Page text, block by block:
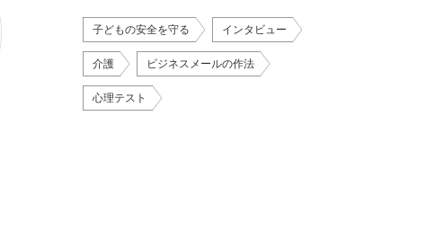
子どもの安全を守る インタビュー
介護 ビジネスメールの作法
心理テスト